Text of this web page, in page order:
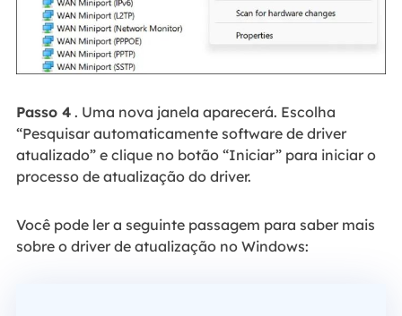
Passo 4. Uma nova janela aparecerá. Escolha
“Pesquisar automaticamente software de driver
atualizado” e clique no botão “Iniciar” para iniciar o
processo de atualização do driver.
Você pode ler a seguinte passagem para saber mais
sobre o driver de atualização no Windows: